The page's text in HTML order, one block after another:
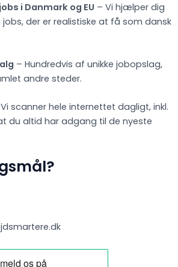
i Danmark og EU – Vi hjælper dig
der er realistiske at få som dansk
– Hundredvis af unikke jobopslag,
andre steder.
scanner hele internettet dagligt, inkl.
du altid har adgang til de nyeste